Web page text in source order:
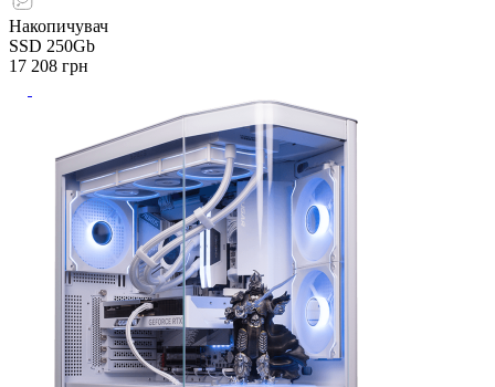
Накопичувач
SSD 250Gb
17 208 грн